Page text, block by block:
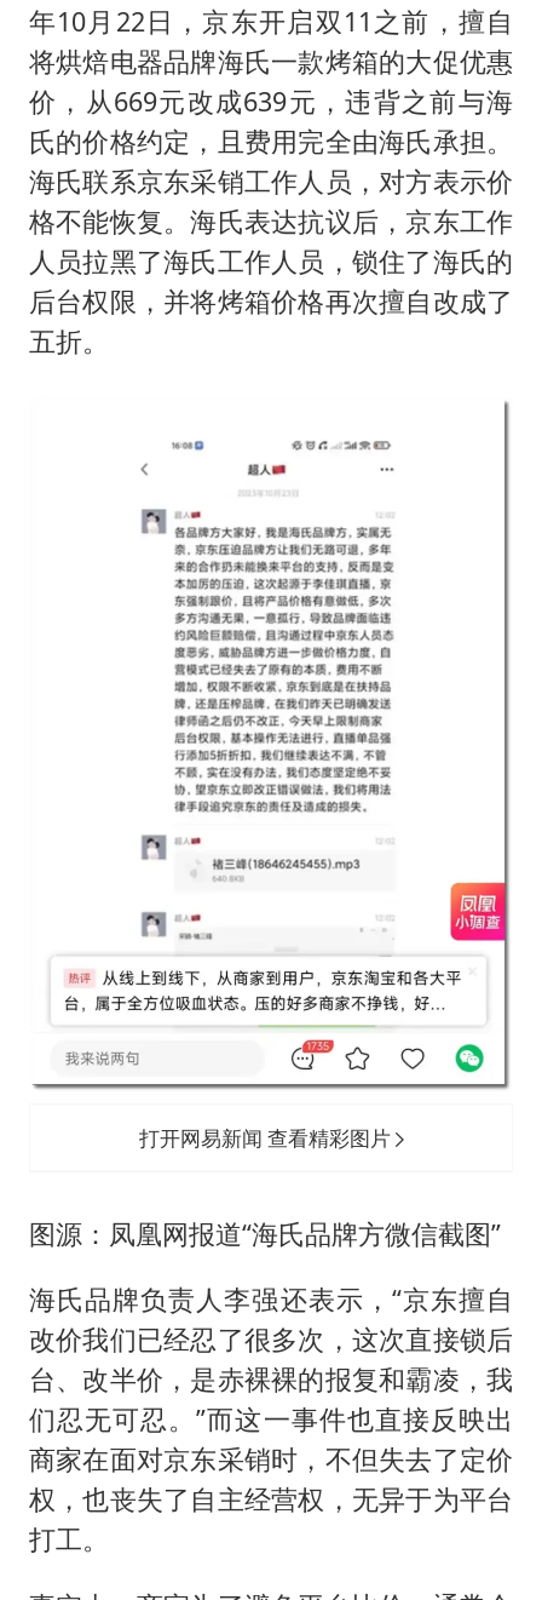
年10月22日，京东开启双11之前，擅自
将烘焙电器品牌海氏一款烤箱的大促优惠
价，从669元改成639元，违背之前与海
氏的价格约定，且费用完全由海氏承担。
海氏联系京东采销工作人员，对方表示价
格不能恢复。海氏表达抗议后，京东工作
人员拉黑了海氏工作人员，锁住了海氏的
后台权限，并将烤箱价格再次擅自改成了
五折。
打开网易新闻 查看精彩图片
图源：凤凰网报道“海氏品牌方微信截图”
海氏品牌负责人李强还表示，“京东擅自
改价我们已经忍了很多次，这次直接锁后
台、改半价，是赤裸裸的报复和霸凌，我
们忍无可忍。”而这一事件也直接反映出
商家在面对京东采销时，不但失去了定价
权，也丧失了自主经营权，无异于为平台
打工。